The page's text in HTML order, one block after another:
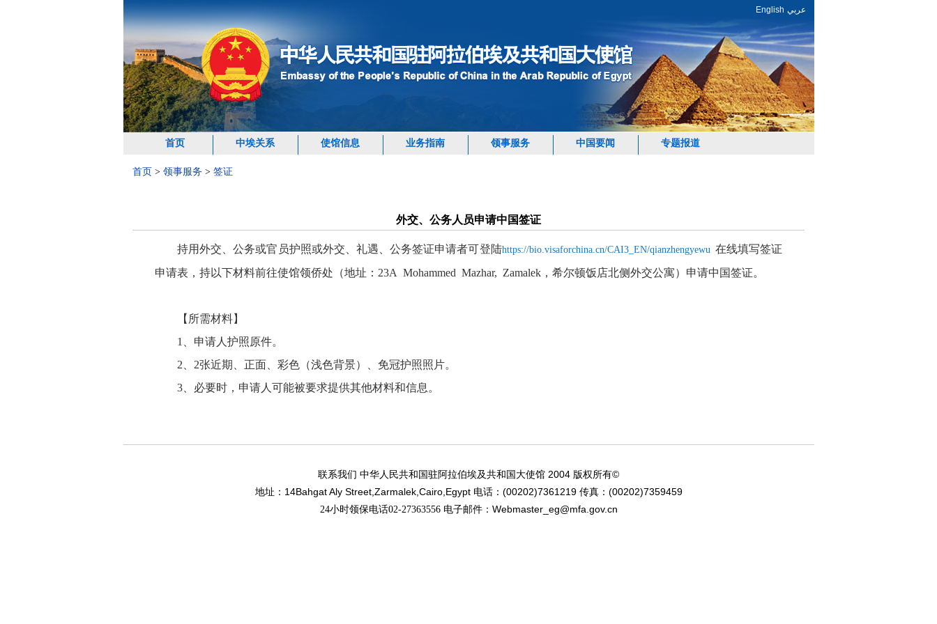
English عربي
首页 中埃关系 使馆信息 业务指南 领事服务 中国要闻 专题报道
首页 > 领事服务 > 签证
外交、公务人员申请中国签证
持用外交、公务或官员护照或外交、礼遇、公务签证申请者可登陆https://bio.visaforchina.cn/CAI3_EN/qianzhengyewu 在线填写签证
申请表，持以下材料前往使馆领侨处（地址：23A Mohammed Mazhar, Zamalek，希尔顿饭店北侧外交公寓） 申请中国签证。
【所需材料】
1、申请人护照原件。
2、2张近期、正面、彩色（浅色背景）、免冠护照照片。
3、必要时，申请人可能被要求提供其他材料和信息。
联系我们 中华人民共和国驻阿拉伯埃及共和国大使馆 2004 版权所有©
地址： 14Bahgat Aly Street,Zarmalek,Cairo,Egypt电话： (00202)7361219传真： (00202)7359459
24小时领保电话02-27363556 电子邮件： Webmaster_eg@mfa.gov.cn